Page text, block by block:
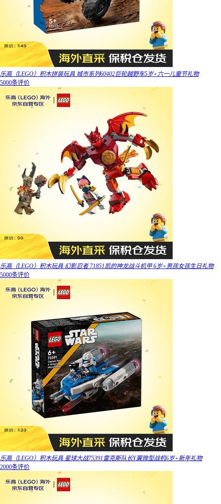
乐高（LEGO）积木拼装玩具 城市系列60402巨轮越野车5岁+六一儿童节礼物
5000条评价
乐高（LEGO）积木玩具 幻影忍者 71851凯的神龙战斗机甲 6岁+男孩女孩生日礼物
5000条评价
乐高（LEGO）积木玩具 星球大战75391雷克斯队长Y翼微型战机6岁+新年礼物
2000条评价